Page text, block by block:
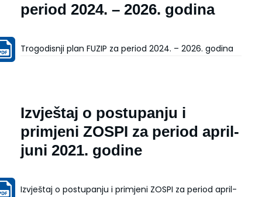
period 2024. – 2026. godina
Trogodisnji plan FUZIP za period 2024. – 2026. godina
Izvještaj o postupanju i
primjeni ZOSPI za period april-
juni 2021. godine
Izvještaj o postupanju i primjeni ZOSPI za period april-